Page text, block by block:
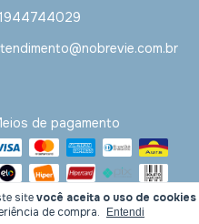
sitevocê aceita o uso de cookies
de compra.
Entendi
de pagamento